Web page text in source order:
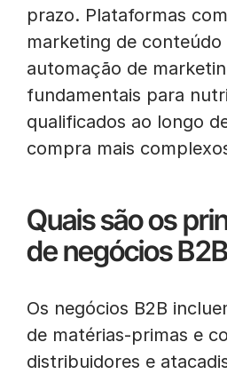
prazo. Plataformas
marketing de conteúdo
automação de
fundamentais para
qualificados ao longo
compra mais
Quais são os
de negócios
Os negócios B2B
de matérias-primas e
distribuidores e